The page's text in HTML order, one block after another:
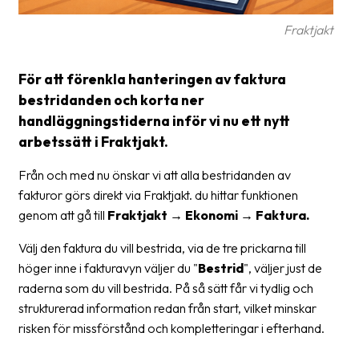
Shipping
settings
Customs
declarations
Delivery
terms
Pickups
Manuals
Downloads
scanner
Fraktjakt
För att förenkla hanteringen av faktura
bestridanden och korta ner
handläggningstiderna inför vi nu ett nytt
arbetssätt i Fraktjakt.
Från och med nu önskar vi att alla bestridanden av
fakturor görs direkt via Fraktjakt. du hittar funktionen
genom att gå till Fraktjakt → Ekonomi → Faktura.
Välj den faktura du vill bestrida, via de tre prickarna till
höger inne i fakturavyn väljer du "Bestrid", väljer just de
raderna som du vill bestrida. På så sätt får vi tydlig och
strukturerad information redan från start, vilket minskar
risken för missförstånd och kompletteringar i efterhand.